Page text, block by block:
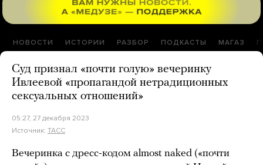
НОВОСТИ ИСТОРИИ РАЗБОР ПОДКАСТЫ МАГАЗ
Суд признал «почти голую» вечеринку
Ивлеевой «пропагандой нетрадиционных
сексуальных отношений»
05:27, 27 декабря 2023
Источник: ТАСС
Вечеринка с дресс-кодом almost naked («почти